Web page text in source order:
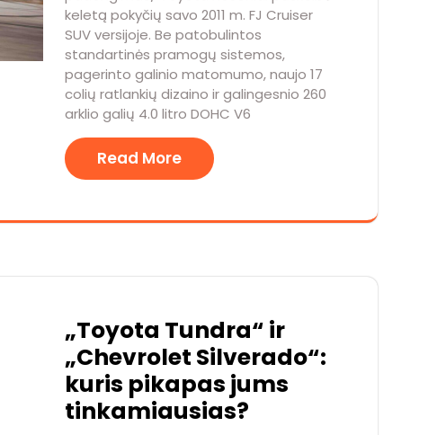
keletą pokyčių savo 2011 m. FJ Cruiser
SUV versijoje. Be patobulintos
standartinės pramogų sistemos,
pagerinto galinio matomumo, naujo 17
colių ratlankių dizaino ir galingesnio 260
arklio galių 4.0 litro DOHC V6
Read More
„Toyota Tundra“ ir
„Chevrolet Silverado“:
kuris pikapas jums
tinkamiausias?